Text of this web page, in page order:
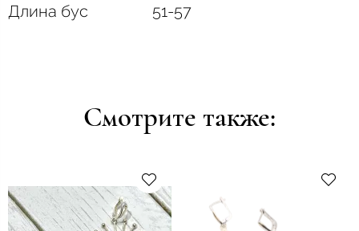
Длина бус
51-57
Смотрите также: